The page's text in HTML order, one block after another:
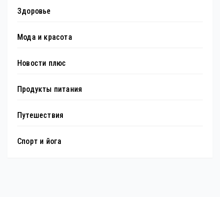
Здоровье
Мода и красота
Новости плюс
Продукты питания
Путешествия
Спорт и йога